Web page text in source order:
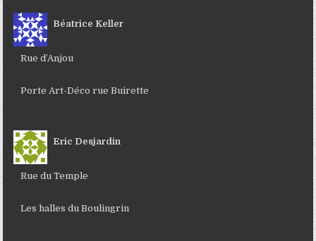
Béatrice Keller
Rue d’Anjou
Porte Art-Déco rue Buirette
Eric Desjardin
Rue du Temple
Les halles du Boulingrin